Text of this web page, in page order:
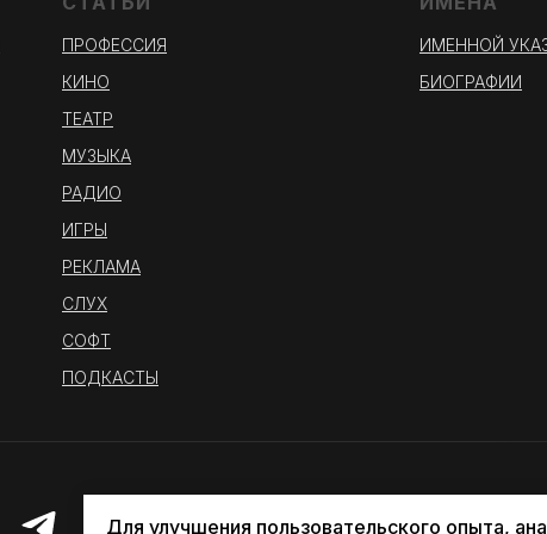
Для улучшения пользовательского опыта,
ПРОФЕССИЯ
КИНО
ТЕАТР
МУЗЫКА
РАДИО
ИГРЫ
РЕКЛАМА
СЛУХ
СОФТ
ПОДКАСТЫ
ИМЕННОЙ
БИОГРАФИИ